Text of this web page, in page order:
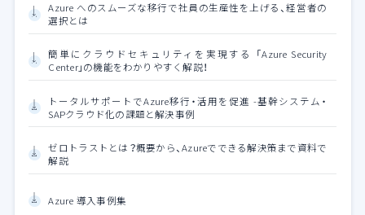
Azure へのスムーズな移行で社員の生産性を上げる、経営者の
選択とは
簡単にクラウドセキュリティを実現する 「Azure Security
Center」の機能をわかりやすく解説！
トータルサポートでAzure移行・活用を促進 -基幹システム・
SAPクラウド化の課題と解決事例
ゼロトラストとは？概要から、Azureでできる解決策まで資料で
解説
Azure 導入事例集